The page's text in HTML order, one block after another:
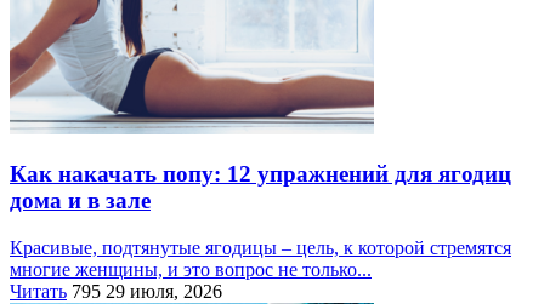
Как накачать попу: 12 упражнений для ягодиц
дома и в зале
Красивые, подтянутые ягодицы – цель, к которой стремятся
многие женщины, и это вопрос не только...
Читать 795 29 июля, 2026